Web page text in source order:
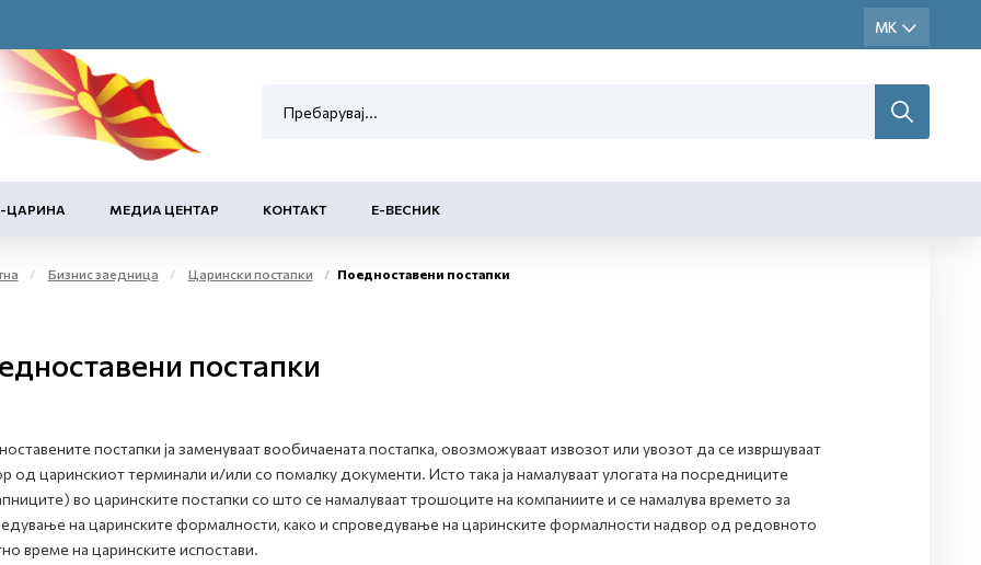
ЦАРИНА МЕДИА ЦЕНТАР КОНТАКТ Е-ВЕСНИК
Бизнис заедница Царински постапки Поедноставени постапки
постапки
постапки ја заменуваат вообичаената постапка, овозможуваат извозот или увозот да се извршуваат
од царинскиот терминали и/или со помалку документи. Исто така ја намалуваат улогата на посредниците
во царинските постапки со што се намалуваат трошоците на компаниите и се намалува времето за
на царинските формалности, како и спроведување на царинските формалности надвор од редовното
време на царинските испостави.